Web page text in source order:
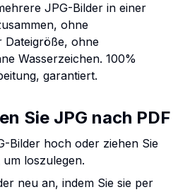
JPG-Bilder in einer
ohne
Dateigröße, ohne
Wasserzeichen. 100%
garantiert.
Sie JPG nach PDF
Bilder hoch oder ziehen Sie
loszulegen.
neu an, indem Sie sie per